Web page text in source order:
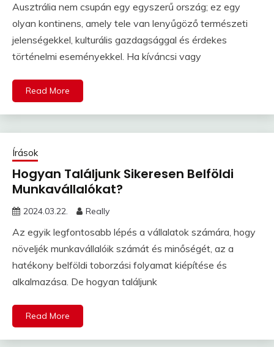
Ausztrália nem csupán egy egyszerű ország; ez egy
olyan kontinens, amely tele van lenyűgöző természeti
jelenségekkel, kulturális gazdagsággal és érdekes
történelmi eseményekkel. Ha kíváncsi vagy
Read More
Írások
Hogyan Találjunk Sikeresen Belföldi
Munkavállalókat?
2024.03.22. Really
Az egyik legfontosabb lépés a vállalatok számára, hogy
növeljék munkavállalóik számát és minőségét, az a
hatékony belföldi toborzási folyamat kiépítése és
alkalmazása. De hogyan találjunk
Read More